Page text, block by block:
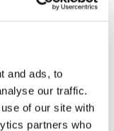
and ads, to
our traffic.
of our site with
partners who
till i varukorg
barn grön 104-110